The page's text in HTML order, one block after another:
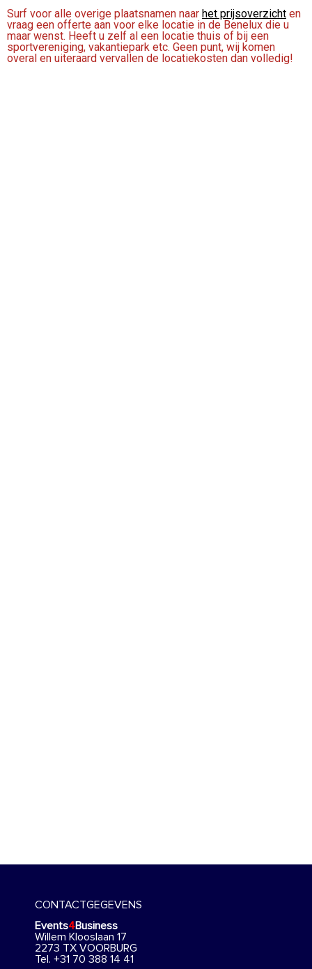
Surf voor alle overige plaatsnamen naar het prijsoverzicht en
vraag een offerte aan voor elke locatie in de Benelux die u
maar wenst. Heeft u zelf al een locatie thuis of bij een
sportvereniging, vakantiepark etc. Geen punt, wij komen
overal en uiteraard vervallen de locatiekosten dan volledig!
CONTACTGEGEVENS
Events4Business
Willem Klooslaan 17
2273 TX VOORBURG
Tel. +31 70 388 14 41